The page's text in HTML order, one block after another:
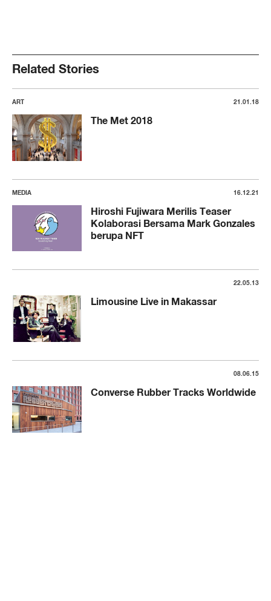
Related Stories
ART 21.01.18
The Met 2018
MEDIA 16.12.21
Hiroshi Fujiwara Merilis Teaser
Kolaborasi Bersama Mark Gonzales
berupa NFT
22.05.13
Limousine Live in Makassar
08.06.15
Converse Rubber Tracks Worldwide